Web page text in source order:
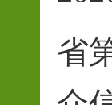
省
众